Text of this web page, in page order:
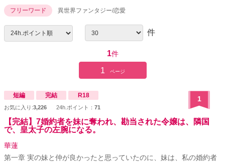
フリーワード 異世界ファンタジー/恋愛
件
1件
1 ページ
短編 完結 R18
お気に入り:3,226 24h.ポイント： 71
1
【完結】7婚約者を妹に奪われ、勘当された令嬢は、隣国
で、皇太子の左腕になる。
華蓮
第一章 実の妹と仲が良かったと思っていたのに、妹は、私の婚約者